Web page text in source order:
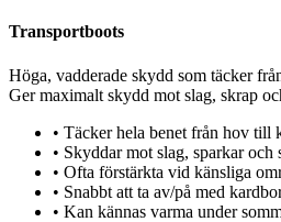
Transportboots
Höga, vadderade skydd som täcker
Ger maximalt skydd mot slag, skrap
• Täcker hela benet från hov till
• Skyddar mot slag, sparkar och
• Ofta förstärkta vid känsliga
• Snabbt att ta av/på med
• Kan kännas varma under